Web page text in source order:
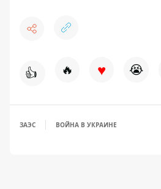
👍 🔥 ♥ 😭
ЗАЭС ВОЙНА В УКРАИНЕ